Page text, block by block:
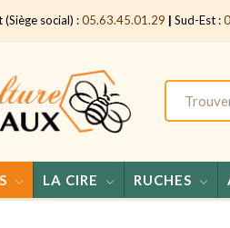
social) :05.63.45.01.29 | Sud-Est :
LA CIRE RUCHES